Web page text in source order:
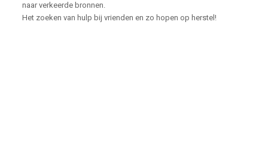
naar verkeerde bronnen.
Het zoeken van hulp bij vrienden en zo hopen op herstel!